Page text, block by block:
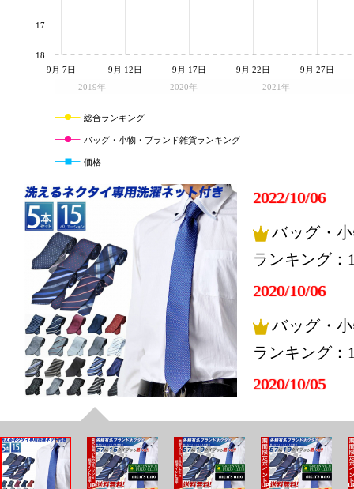
2019年 2020年 2021年
9月 7日 9月 12日 9月 17日 9月 22日 9月 27日
17
18
総合ランキング
バッグ・小物・ブランド雑貨ランキング
価格
2022/10/06
バッグ・
ランキング：
2020/10/06
バッグ・
ランキング：
2020/10/05
バッグ・
ランキング：
2020/09/25